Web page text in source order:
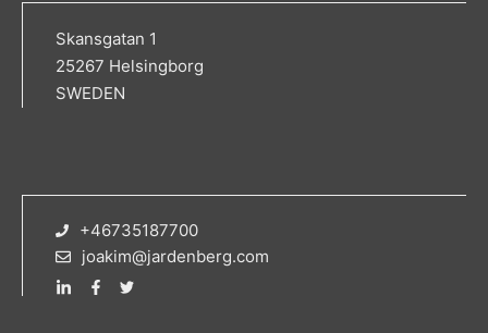
Skansgatan 1
25267 Helsingborg
SWEDEN
+46735187700
joakim@jardenberg.com